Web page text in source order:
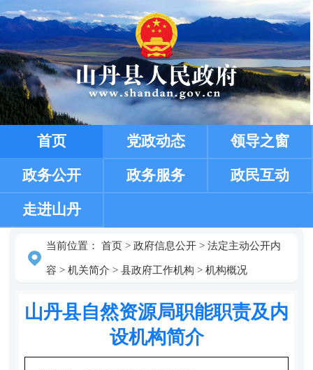
首页 党政动态 领导之窗
政务公开 政务服务 政民互动
走进山丹
当前位置： 首页> 政府信息公开> 法定主动公开内
容 > 机关简介 > 县政府工作机构 > 机构概况
山丹县自然资源局职能职责及内
设机构简介